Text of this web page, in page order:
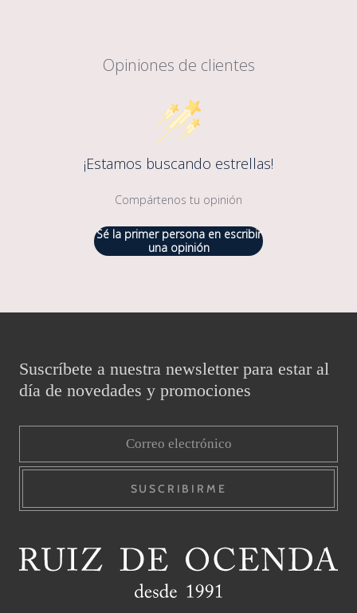
Opiniones de clientes
¡Estamos buscando estrellas!
Compártenos tu opinión
Sé la primer persona en escribir
una opinión
Suscríbete a nuestra newsletter para estar al
día de novedades y promociones
SUSCRIBIRME